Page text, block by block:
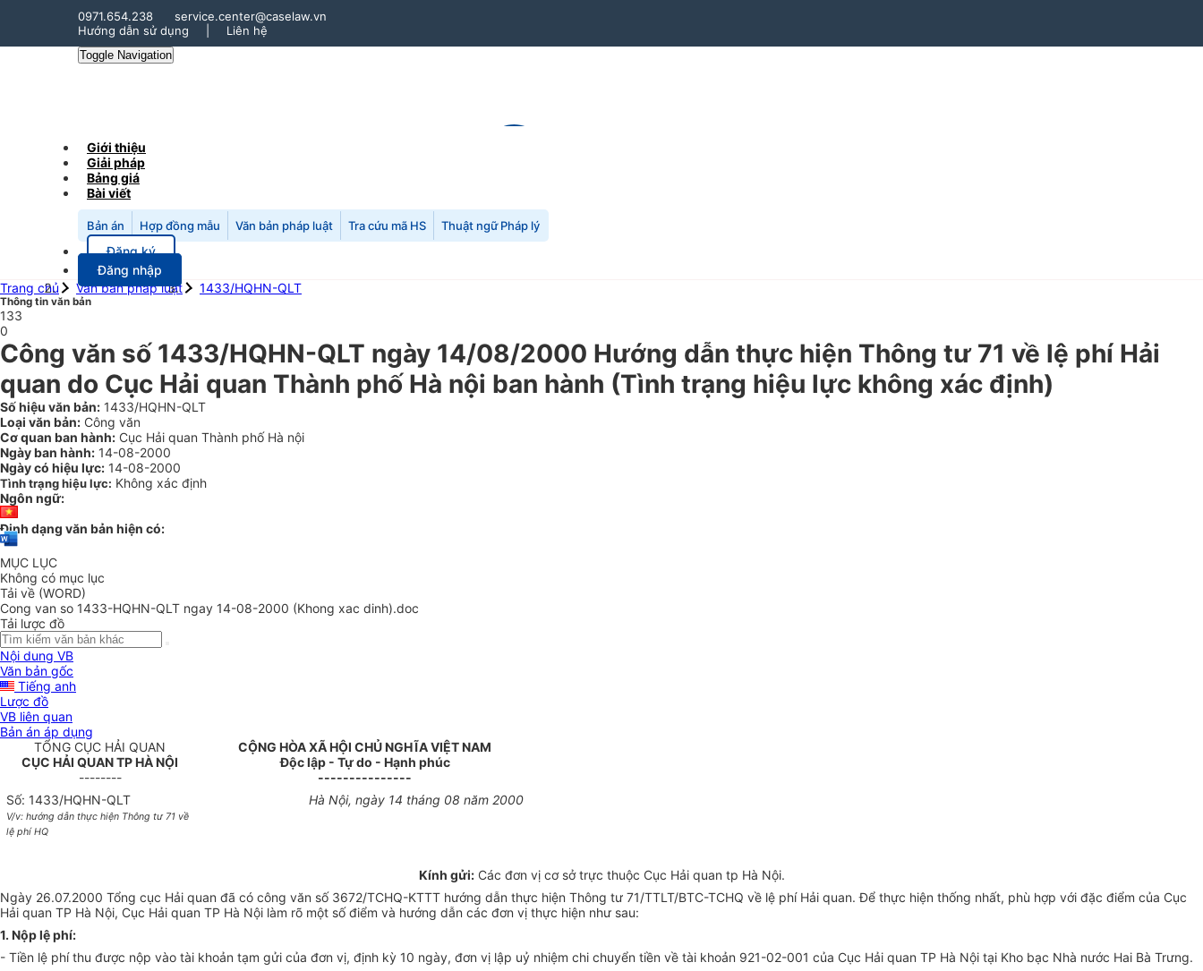
0971.654.238
service.center@caselaw.vn
Hướng dẫn sử dụng
Liên hệ
Toggle Navigation
Giới thiệu
Giải pháp
Bảng giá
Bài viết
Bản án Hợp đồng mẫu Văn bản pháp luật Tra cứu mã HS Thuật ngữ Pháp lý
Đăng ký
Đăng nhập
Trang chủ
Văn bản pháp luật 1433/HQHN-QLT
Thông tin văn bản
133
0
Công văn số 1433/HQHN-QLT ngày 14/08/2000 Hướng dẫn thực hiện Thông tư 71 về lệ phí Hải
quan do Cục Hải quan Thành phố Hà nội ban hành (Tình trạng hiệu lực không xác định)
Số hiệu văn bản: 1433/HQHN-QLT
Loại văn bản: Công văn
Cơ quan ban hành: Cục Hải quan Thành phố Hà nội
Ngày ban hành: 14-08-2000
Ngày có hiệu lực: 14-08-2000
Tình trạng hiệu lực: Không xác định
Ngôn ngữ:
Định dạng văn bản hiện có:
MỤC LỤC
Không có mục lục
Tải về (WORD)
Cong van so 1433-HQHN-QLT ngay 14-08-2000 (Khong xac dinh).doc
Tải lược đồ
Nội dung VB
Văn bản gốc
Tiếng anh
Lược đồ
VB liên quan
Bản án áp dụng
TỔNG CỤC HẢI QUAN
CỤC HẢI QUAN TP HÀ NỘI
--------
CỘNG HÒA XÃ HỘI CHỦ NGHĨA VIỆT NAM
Độc lập - Tự do - Hạnh phúc
---------------
Số: 1433/HQHN-QLT
V/v: hướng dẫn thực hiện Thông tư 71 về
lệ phí HQ
Hà Nội, ngày 14 tháng 08 năm 2000
Kính gửi:Các đơn vị cơ sở trực thuộc Cục Hải quan tp Hà Nội.
Ngày 26.07.2000 Tổng cục Hải quan đã có công văn số 3672/TCHQ-KTTT hướng dẫn thực hiện Thông tư 71/TTLT/BTC-TCHQ về lệ phí Hải quan. Để thực hiện thống nhất, phù hợp với đặc điểm của Cục
Hải quan TP Hà Nội, Cục Hải quan TP Hà Nội làm rõ một số điểm và hướng dẫn các đơn vị thực hiện như sau:
1. Nộp lệ phí:
- Tiền lệ phí thu được nộp vào tài khoản tạm gửi của đơn vị, định kỳ 10 ngày, đơn vị lập uỷ nhiệm chi chuyển tiền về tài khoản 921-02-001 của Cục Hải quan TP Hà Nội tại Kho bạc Nhà nước Hai Bà Trưng.